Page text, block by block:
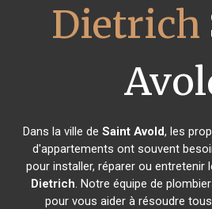
Dietrich
Dans la ville de Saint Avold, les
d'appartements ont souvent
pour installer, réparer ou entretenir
Dietrich. Notre équipe de
pour vous aider à résoudre